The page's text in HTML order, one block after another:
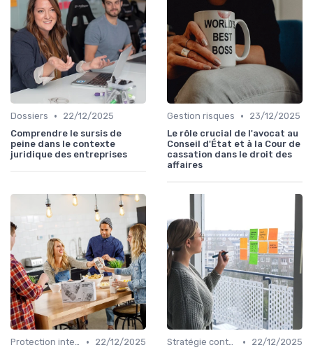
Dossiers •
22/12/2025
Comprendre le sursis de
peine dans le contexte
juridique des entreprises
Gestion risques •
23/12/2025
Le rôle crucial de l'avocat au
Conseil d'État et à la Cour de
cassation dans le droit des
affaires
Protection intellectuelle •
22/12/2025
Stratégie contentieuse •
22/12/2025